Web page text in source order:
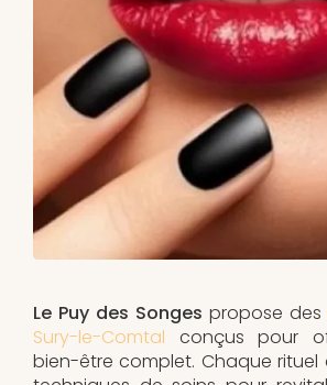
Le Puy des Songes propose des
Sury-le-Comtal conçus pour
bien-être complet. Chaque rituel